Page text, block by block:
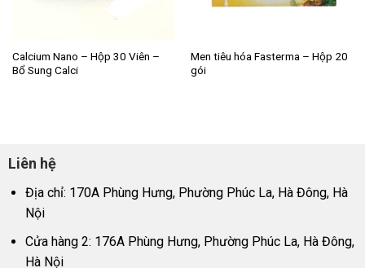
Calcium Nano – Hộp 30 Viên –
Bổ Sung Calci
Men tiêu hóa Fasterma – Hộp 20
gói
Liên hệ
Địa chỉ: 170A Phùng Hưng, Phường Phúc La, Hà Đông, Hà
Nội
Cửa hàng 2: 176A Phùng Hưng, Phường Phúc La, Hà Đông,
Hà Nội